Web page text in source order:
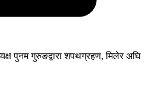
पुनम गुरुङद्वारा शपथग्रहण, मिलेर अघि